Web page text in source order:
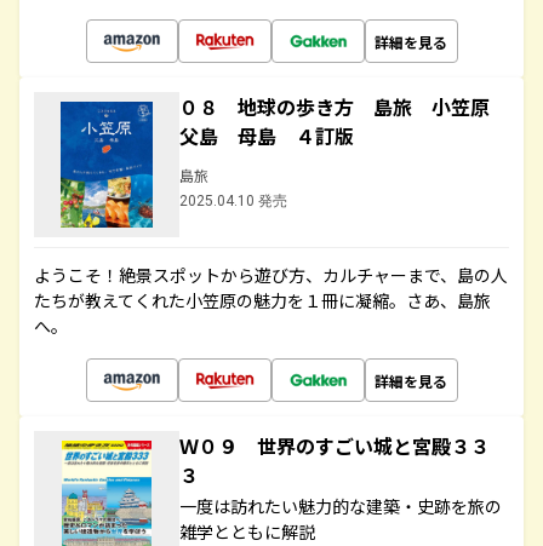
詳細を見る
０８ 地球の歩き方 島旅 小笠原
父島 母島 ４訂版
島旅
2025.04.10 発売
ようこそ！絶景スポットから遊び方、カルチャーまで、島の人
たちが教えてくれた小笠原の魅力を１冊に凝縮。さあ、島旅
へ。
詳細を見る
Ｗ０９ 世界のすごい城と宮殿３３
３
一度は訪れたい魅力的な建築・史跡を旅の
雑学とともに解説